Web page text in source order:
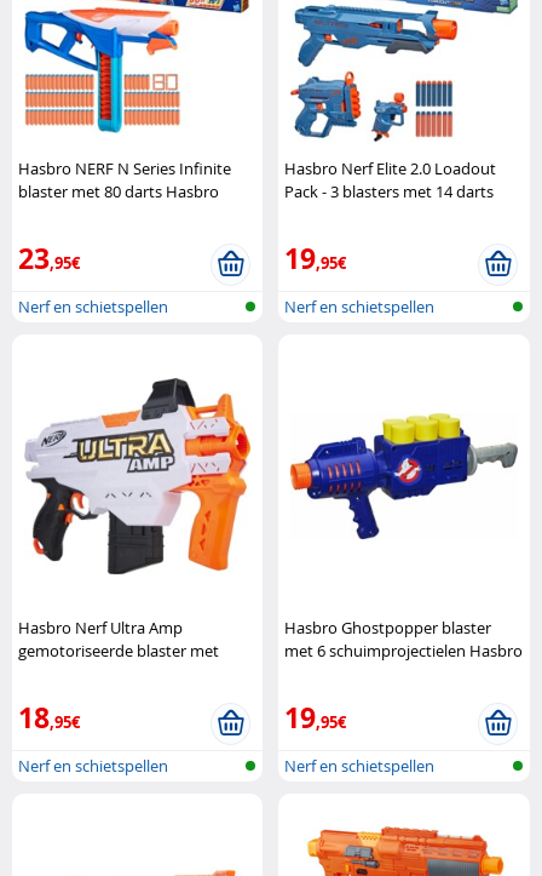
Hasbro NERF N Series Infinite
blaster met 80 darts Hasbro
23,95€
Nerf en schietspellen
Hasbro Nerf Elite 2.0 Loadout
Pack - 3 blasters met 14 darts
19,95€
Nerf en schietspellen
Hasbro Nerf Ultra Amp
gemotoriseerde blaster met
18,95€
Nerf en schietspellen
Hasbro Ghostpopper blaster
met 6 schuimprojectielen Hasbro
19,95€
Nerf en schietspellen